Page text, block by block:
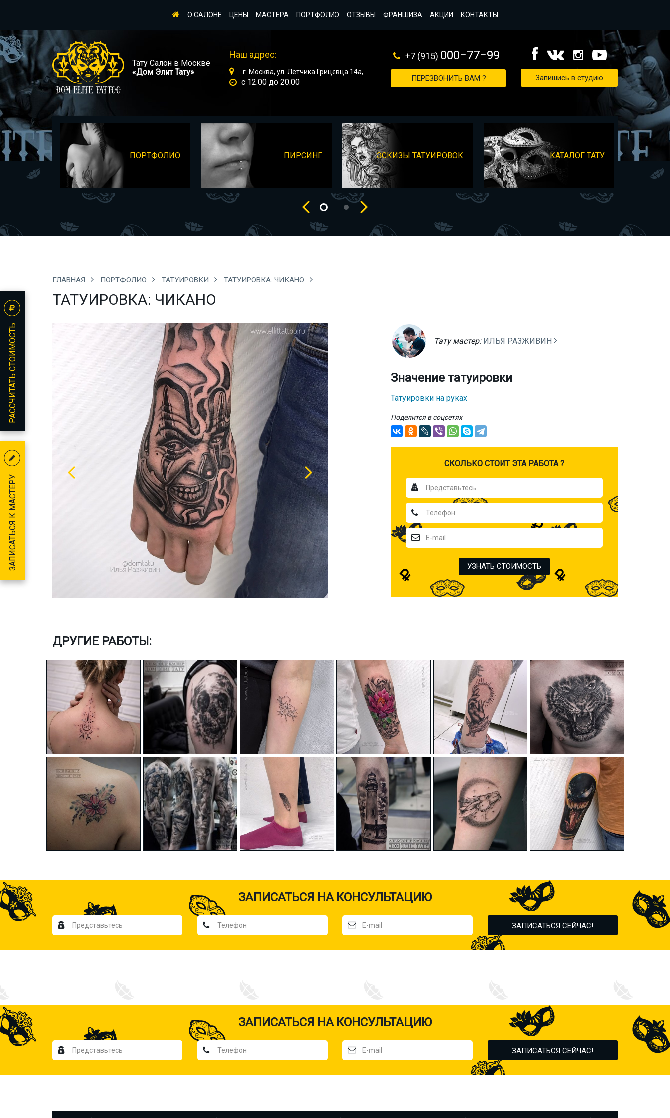
О САЛОНЕ ЦЕНЫ МАСТЕРА ПОРТФОЛИО ОТЗЫВЫ ФРАНШИЗА АКЦИИ КОНТАКТЫ
Тату Салон в Москве
«Дом Элит Тату»
Наш адрес:
г. Москва, ул. Лётчика Грицевца 14а,
с 12.00 до 20.00
+7 (915) 000−77−99
ПЕРЕЗВОНИТЬ ВАМ ? Запишись в студию
ПОРТФОЛИО ПИРСИНГ ЭСКИЗЫ ТАТУИРОВОК КАТАЛОГ ТАТУ
ГЛАВНАЯ ПОРТФОЛИО ТАТУИРОВКИ ТАТУИРОВКА: ЧИКАНО
ТАТУИРОВКА: ЧИКАНО
Тату мастер: ИЛЬЯ РАЗЖИВИН
Значение татуировки
Татуировки на руках
Поделится в соцсетях
CКОЛЬКО СТОИТ ЭТА РАБОТА ?
УЗНАТЬ СТОИМОСТЬ
ДРУГИЕ РАБОТЫ:
ЗАПИСАТЬСЯ НА КОНСУЛЬТАЦИЮ
ЗАПИСАТЬСЯ НА КОНСУЛЬТАЦИЮ
РАССЧИТАТЬ СТОИМОСТЬ
ЗАПИСАТЬСЯ К МАСТЕРУ